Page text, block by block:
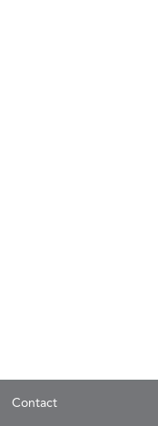
Contact